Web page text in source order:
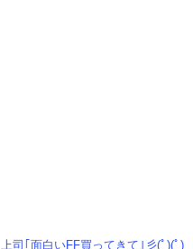
上司｢面白いFF買ってきて｣彡(ﾟ)(ﾟ)